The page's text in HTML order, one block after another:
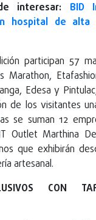
interesar: BID
hospital de alta
participan 57
Marathon,
Edesa y
de los visitantes
se suman 12
Outlet Marthina
que exhibirán
artesanal.
CON